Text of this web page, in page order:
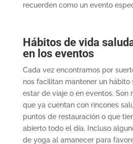
recuerden como un evento
Hábitos de vida
en los eventos
Cada vez encontramos por
nos facilitan mantener un
estar de viaje o en eventos. Son
que ya cuentan con rincones
puntos de restauración o que
abierto todo el día. Incluso
de yoga al amanecer para